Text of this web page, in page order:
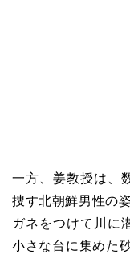
一方、姜教授は、
捜す北朝鮮男性の
ガネをつけて川に
小さな台に集めた